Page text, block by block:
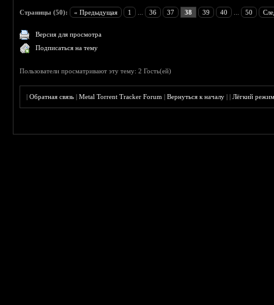
Страницы (50): « Предыдущая 1 36 37 38 39 40 50
Версия для просмотра
Подписаться на тему
Пользователи просматривают эту тему: 2 Гость(ей)
|Обратная связь |Metal Torrent Tracker Forum |Вернуться к началу ||Лёгкий